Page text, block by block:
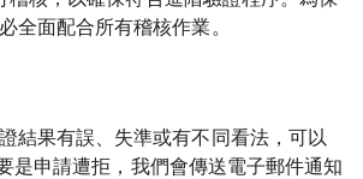
全面配合所有稽核作業。
結果有誤、失準或有不同看法，可以
是申請遭拒，我們會傳送電子郵件通知